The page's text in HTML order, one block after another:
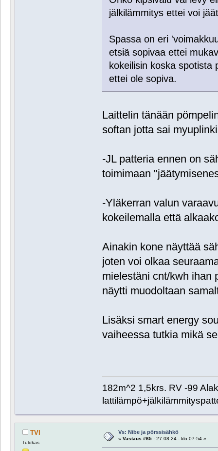
jälkilämmitys ettei voi
Spassa on eri
etsiä sopivaa ettei
kokeilisin koska spotista
ettei ole sopiva.
Laittelin tänään
softan jotta sai
-JL patteria ennen on
toimimaan
-Yläkerran valun
kokeilemalla että
Ainakin kone näyttää
joten voi olkaa
mielestäni cnt/kwh ihan
näytti muodoltaan
Lisäksi smart energy
vaiheessa tutkia mikä
182m^2 1,5krs. RV -99
TVI
Tulokas
Vs: Nibe ja pörssisähkö
« Vastaus #65 :27.08.24 - klo:07:54 »